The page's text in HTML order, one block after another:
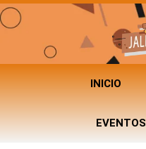
INICIO
EVENTOS